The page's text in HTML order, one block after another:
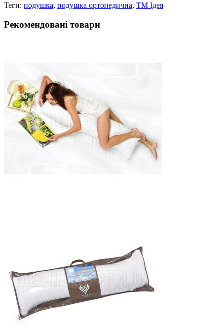
Теги: подушка, подушка ортопедична, ТМ Ідея
Рекомендовані товари